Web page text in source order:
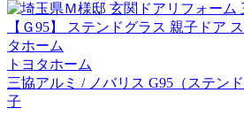
トヨタホーム
三協アルミ / ノバリス G95（ステン
子